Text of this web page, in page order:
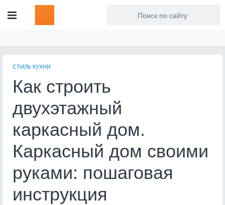
СТИЛЬ КУХНИ
Как строить
двухэтажный
каркасный дом.
Каркасный дом своими
руками: пошаговая
инструкция
Для любых предложений по
сайту: artist71@cp9.ru